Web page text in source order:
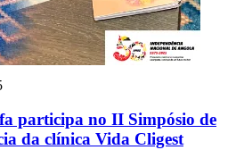
participa no II Simpósio de
da clínica Vida Cligest